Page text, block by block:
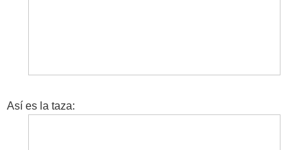
Así es la taza: